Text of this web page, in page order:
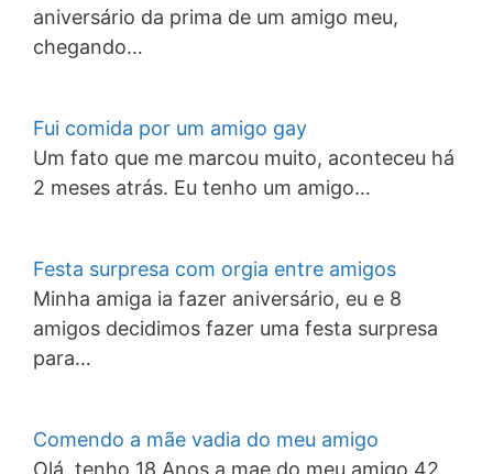
aniversário da prima de um amigo meu,
chegando…
Fui comida por um amigo gay
Um fato que me marcou muito, aconteceu há
2 meses atrás. Eu tenho um amigo…
Festa surpresa com orgia entre amigos
Minha amiga ia fazer aniversário, eu e 8
amigos decidimos fazer uma festa surpresa
para…
Comendo a mãe vadia do meu amigo
Olá, tenho 18 Anos a mae do meu amigo 42